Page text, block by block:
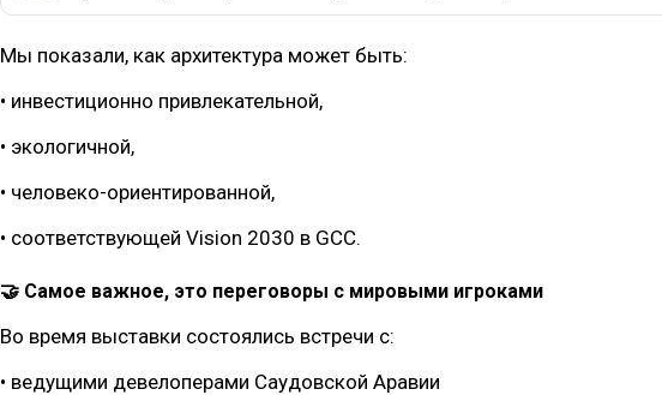
Мы показали, как архитектура может быть:
• инвестиционно привлекательной,
• экологичной,
• человеко-ориентированной,
• соответствующей Vision 2030 в GCC.
🤝 Самое важное, это переговоры с мировыми игроками
Во время выставки состоялись встречи с:
• ведущими девелоперами Саудовской Аравии